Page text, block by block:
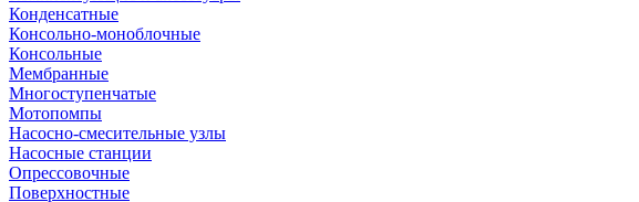
Конденсатные
Консольно-моноблочные
Консольные
Мембранные
Многоступенчатые
Мотопомпы
Насосно-смесительные узлы
Насосные станции
Опрессовочные
Поверхностные